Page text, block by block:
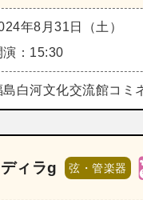
年8月31日（土）
演：15:30
島白河文化交流館コミ
ィラg 弦・管楽器